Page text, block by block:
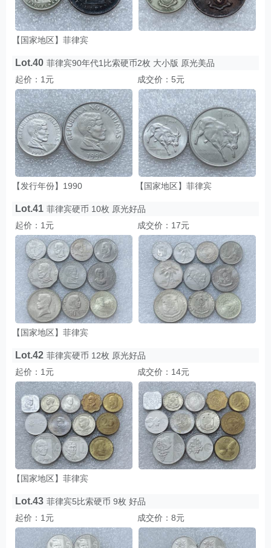
【国家地区】菲律宾
Lot.40 菲律宾90年代1比索硬币2枚 大小版 原光美品
起价：1元
成交价：5元
【发行年份】1990 【国家地区】菲律宾
Lot.41 菲律宾硬币 10枚 原光好品
起价：1元
成交价：17元
【国家地区】菲律宾
Lot.42 菲律宾硬币 12枚 原光好品
起价：1元
成交价：14元
【国家地区】菲律宾
Lot.43 菲律宾5比索硬币 9枚 好品
起价：1元
成交价：8元